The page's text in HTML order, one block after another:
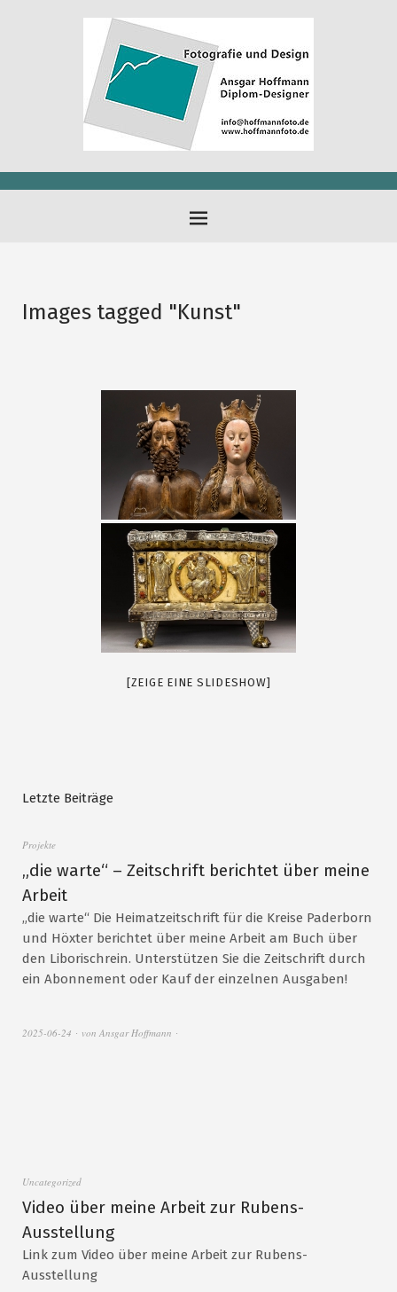
Images tagged "Kunst"
[ZEIGE EINE SLIDESHOW]
Letzte Beiträge
Projekte
„die warte“ – Zeitschrift berichtet über meine
Arbeit
„die warte“ Die Heimatzeitschrift für die Kreise Paderborn
und Höxter berichtet über meine Arbeit am Buch über
den Liborischrein. Unterstützen Sie die Zeitschrift durch
ein Abonnement oder Kauf der einzelnen Ausgaben!
2025-06-24 von Ansgar Hoffmann
Uncategorized
Video über meine Arbeit zur Rubens-
Ausstellung
Link zum Video über meine Arbeit zur Rubens-
Ausstellung